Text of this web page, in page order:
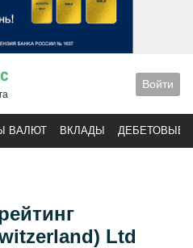
Войти
ВАЛЮТ ВКЛАДЫ ДЕБЕТОВЫЕ
Ltd